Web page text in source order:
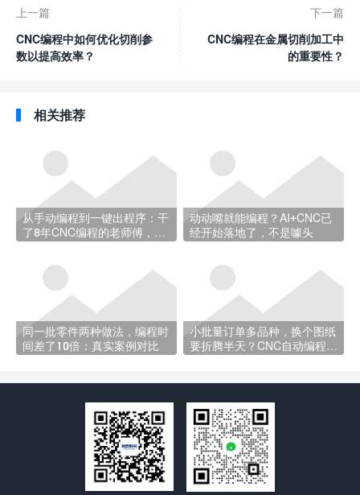
上一篇
CNC编程中如何优化切削参
数以提高效率？
下一篇
CNC编程在金属切削加工中
的重要性？
相关推荐
从手动编程到一键出程序：干
了8年CNC编程的老师傅，经
动动嘴就能编程？AI+CNC已
经开始落地了，不是噱头
同一批零件两种做法，编程时
间差了10倍：真实案例对比
小批量订单多品种，换个图纸
要折腾半天？CNC自动编程帮